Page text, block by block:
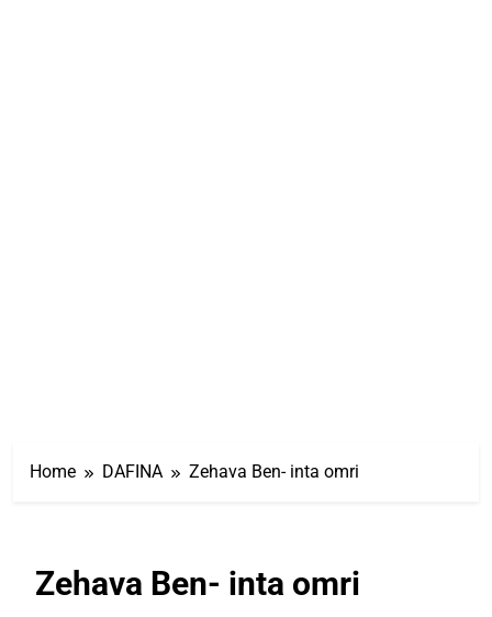
Home DAFINA Zehava Ben- inta omri
Zehava Ben- inta omri